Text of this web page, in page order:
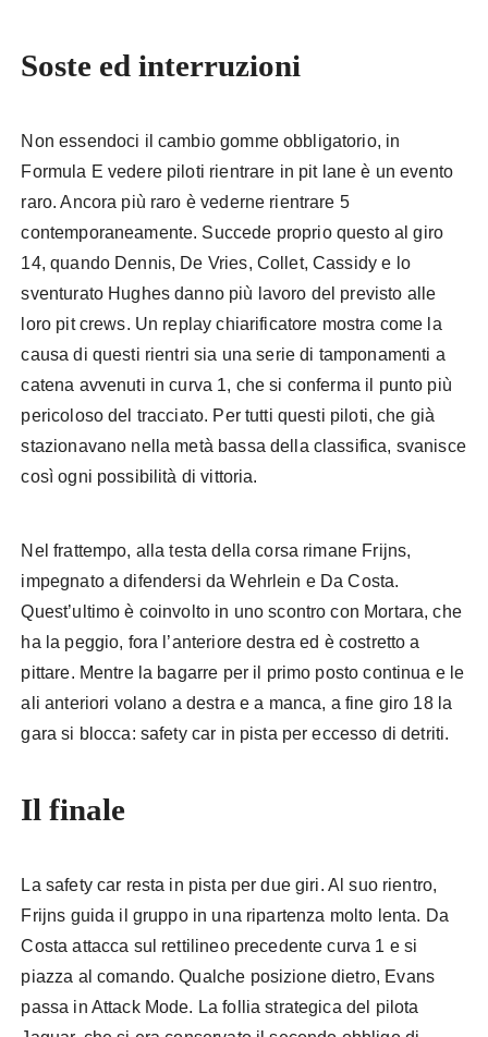
Soste ed interruzioni
Non essendoci il cambio gomme obbligatorio, in
Formula E vedere piloti rientrare in pit lane è un evento
raro. Ancora più raro è vederne rientrare 5
contemporaneamente. Succede proprio questo al giro
14, quando Dennis, De Vries, Collet, Cassidy e lo
sventurato Hughes danno più lavoro del previsto alle
loro pit crews. Un replay chiarificatore mostra come la
causa di questi rientri sia una serie di tamponamenti a
catena avvenuti in curva 1, che si conferma il punto più
pericoloso del tracciato. Per tutti questi piloti, che già
stazionavano nella metà bassa della classifica, svanisce
così ogni possibilità di vittoria.
Nel frattempo, alla testa della corsa rimane Frijns,
impegnato a difendersi da Wehrlein e Da Costa.
Quest’ultimo è coinvolto in uno scontro con Mortara, che
ha la peggio, fora l’anteriore destra ed è costretto a
pittare. Mentre la bagarre per il primo posto continua e le
ali anteriori volano a destra e a manca, a fine giro 18 la
gara si blocca: safety car in pista per eccesso di detriti.
Il finale
La safety car resta in pista per due giri. Al suo rientro,
Frijns guida il gruppo in una ripartenza molto lenta. Da
Costa attacca sul rettilineo precedente curva 1 e si
piazza al comando. Qualche posizione dietro, Evans
passa in Attack Mode. La follia strategica del pilota